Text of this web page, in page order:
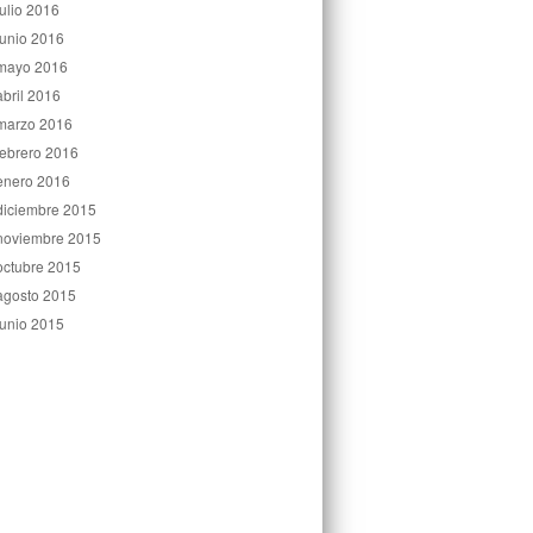
2016
2016
2016
2016
2016
2016
2016
2015
2015
2015
2015
2015